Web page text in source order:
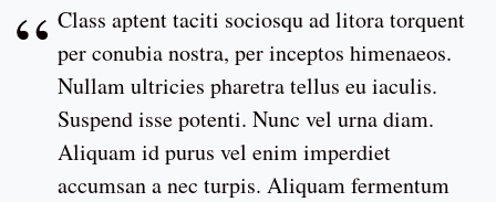
Class aptent taciti sociosqu ad litora torquent
per conubia nostra, per inceptos himenaeos.
Nullam ultricies pharetra tellus eu iaculis.
Suspend isse potenti. Nunc vel urna diam.
Aliquam id purus vel enim imperdiet
accumsan a nec turpis. Aliquam fermentum